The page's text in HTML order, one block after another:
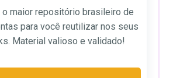
o maior repositório brasileiro de
para você reutilizar nos seus
Material valioso e validado!